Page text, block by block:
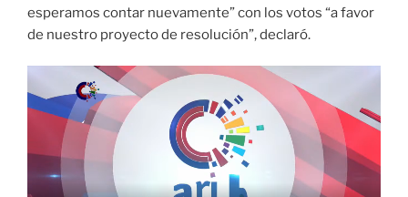
esperamos contar nuevamente” con los votos “a favor
de nuestro proyecto de resolución”, declaró.